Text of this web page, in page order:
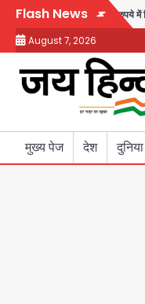
Skip
content
Flash News
पहल, अब सिर्फ 30 रुपये में मिलेगी
August 7, 2026
मुख्य पेज देश दुनिया